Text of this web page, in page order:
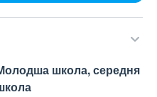
школа, середня